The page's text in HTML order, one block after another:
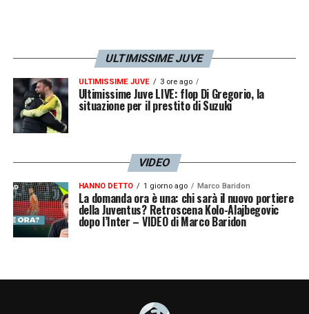
ULTIMISSIME JUVE
ULTIMISSIME JUVE 3 ore ago
Ultimissime Juve LIVE: flop Di Gregorio, la
situazione per il prestito di Suzuki
VIDEO
HANNO DETTO 1 giorno ago Marco Baridon
La domanda ora è una: chi sarà il nuovo portiere
della Juventus? Retroscena Kolo-Alajbegovic
dopo l’Inter – VIDEO di Marco Baridon